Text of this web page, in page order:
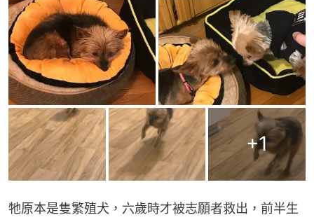
+1
牠原本是隻繁殖犬，六歲時才被志願者救出，前半生